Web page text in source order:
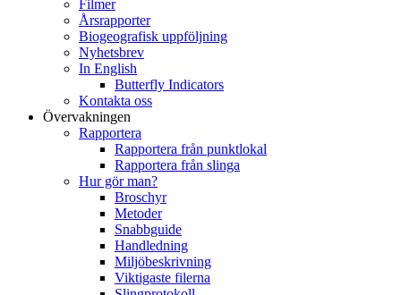
Filmer
Årsrapporter
Biogeografisk uppföljning
Nyhetsbrev
In English
Butterfly Indicators
Kontakta oss
Övervakningen
Rapportera
Rapportera från punktlokal
Rapportera från slinga
Hur gör man?
Broschyr
Metoder
Snabbguide
Handledning
Miljöbeskrivning
Viktigaste filerna